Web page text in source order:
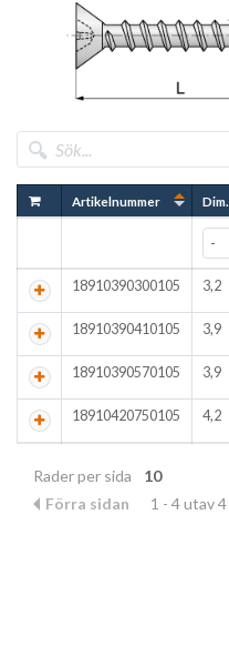
Artikelnummer Dim.
18910390300105 3,2
18910390410105 3,9
18910390570105 3,9
18910420750105 4,2
Rader per sida
10
Förra sidan
1 - 4 utav 4